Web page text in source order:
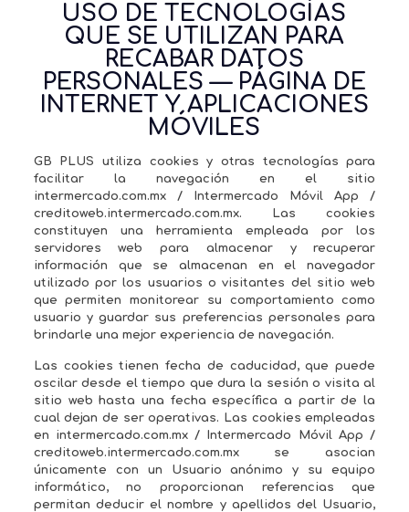
USO DE TECNOLOGÍAS
QUE SE UTILIZAN PARA
RECABAR DATOS
PERSONALES — PÁGINA DE
INTERNET Y APLICACIONES
MÓVILES
GB PLUS utiliza cookies y otras tecnologías para
facilitar la navegación en el sitio
intermercado.com.mx / Intermercado Móvil App /
creditoweb.intermercado.com.mx. Las cookies
constituyen una herramienta empleada por los
servidores web para almacenar y recuperar
información que se almacenan en el navegador
utilizado por los usuarios o visitantes del sitio web
que permiten monitorear su comportamiento como
usuario y guardar sus preferencias personales para
brindarle una mejor experiencia de navegación.
Las cookies tienen fecha de caducidad, que puede
oscilar desde el tiempo que dura la sesión o visita al
sitio web hasta una fecha específica a partir de la
cual dejan de ser operativas. Las cookies empleadas
en intermercado.com.mx / Intermercado Móvil App /
creditoweb.intermercado.com.mx se asocian
únicamente con un Usuario anónimo y su equipo
informático, no proporcionan referencias que
permitan deducir el nombre y apellidos del Usuario,